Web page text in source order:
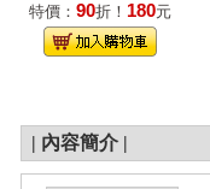
特價： 90折！ 180元
| 內容簡介 |